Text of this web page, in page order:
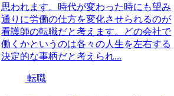
思われます。時代が変わった時にも望み
通りに労働の仕方を変化させられるのが
看護師の転職だと考えます。どの会社で
働くかというのは各々の人生を左右する
決定的な事柄だと考えられ...
転職